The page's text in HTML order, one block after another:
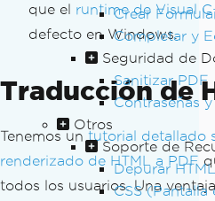
Crear
Completar y
Seguridad de
Sanitizar PDF
Contraseñas
Otros
Soporte de
Depurar
CSS (Pantalla
que el runtime de Visual
defecto en Windows.
Traducción de
Tenemos un tutorial detallado
renderizado de HTML a PDF
todos los usuarios. Una